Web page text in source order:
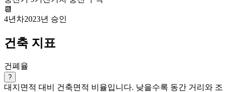
📆
4년차2023년 승인
건축 지표
건폐율
?
대지면적 대비 건축면적 비율입니다. 낮을수록 동간 거리와 조